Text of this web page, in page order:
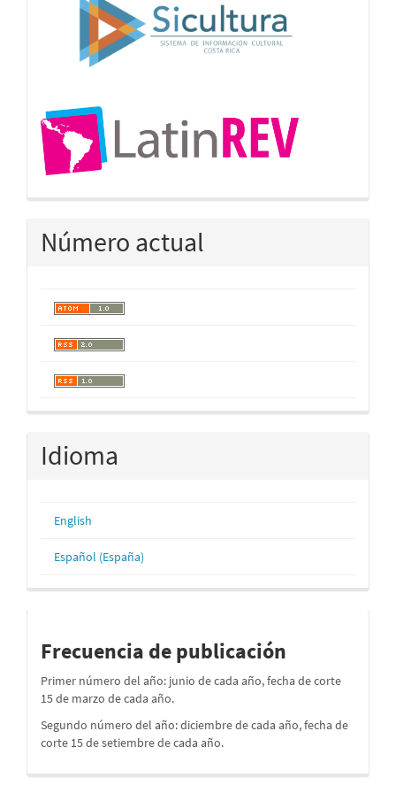
Número actual
Idioma
English
Español (España)
Frecuencia de publicación
Primer número del año: junio de cada año, fecha de corte
15 de marzo de cada año.
Segundo número del año: diciembre de cada año, fecha de
corte 15 de setiembre de cada año.